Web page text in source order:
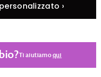
›
Ti aiutiamoqui